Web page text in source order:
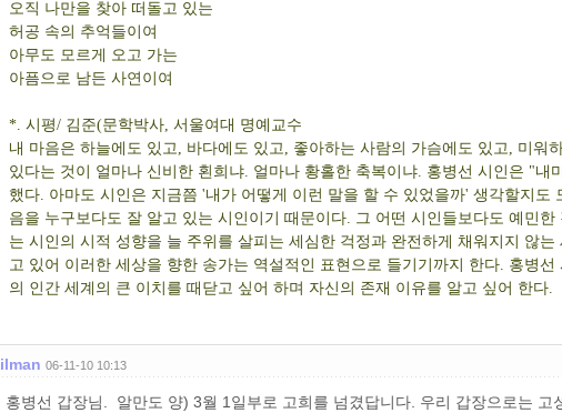
오직 나만을 찾아 떠돌고 있는
허공 속의 추억들이여
아무도 모르게 오고 가는
아픔으로 남든 사연이여
*. 시평/ 김준(문학박사, 서울여대 명예교수
내 마음은 하늘에도 있고, 바다에도 있고, 좋아하는 사람의 가슴에도 있고, 미워
있다는 것이 얼마나 신비한 횐희냐. 얼마나 황홀한 축복이냐. 홍병선 시인은 "내
했다. 아마도 시인은 지금쯤 '내가 어떻게 이런 말을 할 수 있었을까' 생각할지도
음을 누구보다도 잘 알고 있는 시인이기 때문이다. 그 어떤 시인들보다도 예민
는 시인의 시적 성향을 늘 주위를 살피는 세심한 걱정과 완전하게 채워지지 않는
고 있어 이러한 세상을 향한 송가는 역설적인 표현으로 들기기까지 한다. 홍병
의 인간 세계의 큰 이치를 때닫고 싶어 하며 자신의 존재 이유를 알고 싶어 한다.
ilman 06-11-10 10:13
홍병선 갑장님. 알만도 양) 3월 1일부로 고희를 넘겼답니다. 우리 갑장으로는 고